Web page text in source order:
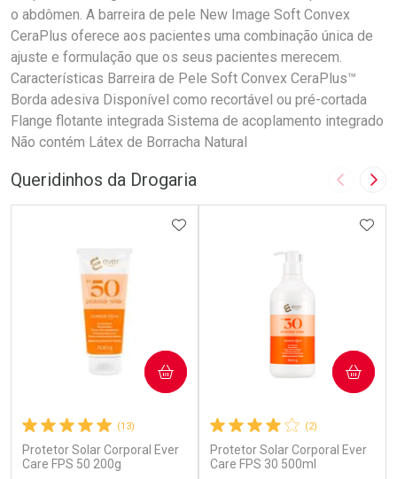
o abdômen. A barreira de pele New Image Soft Convex
CeraPlus oferece aos pacientes uma combinação única de
ajuste e formulação que os seus pacientes merecem.
Características Barreira de Pele Soft Convex CeraPlus™
Borda adesiva Disponível como recortável ou pré-cortada
Flange flotante integrada Sistema de acoplamento integrado
Não contém Látex de Borracha Natural
Queridinhos da Drogaria Imagem
(13)
Protetor Solar Corporal Ever
Care FPS 50 200g
ADICIONAR AOS FAVORITOS
COMPRAR
(2)
Protetor Solar Corporal Ever
Care FPS 30 500ml
COMPRAR